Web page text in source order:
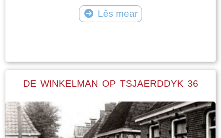
verder zijn er nog twee koemelkers. De
timmerzaak heeft te weinig ruimte en in 1836
op een stuk land dat eigendom is van de
overlijdt in 1849 en Pieter Willems Twijnstra, een
vrijgezelle slagerszoon uit Abbega, volgt hem
als timmerman op.
Lês mear
DE WINKELMAN OP TSJAERDDYK 36